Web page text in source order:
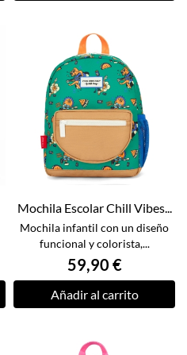
Mochila Escolar Chill Vibes...
Mochila infantil con un diseño
funcional y colorista,...
59,90 €
Añadir al carrito